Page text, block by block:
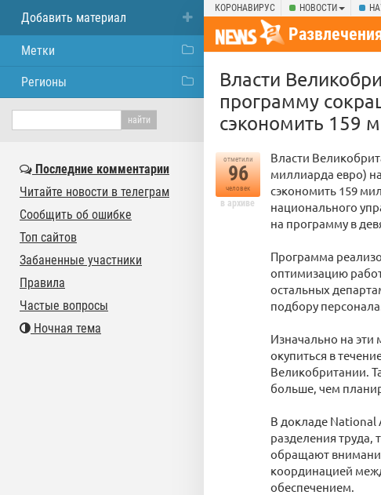
КОРОНАВИРУС НОВОСТИ
Власти
программу
сэкономить 159
отметили
96
человек
в архиве
Власти
миллиарда евро)
сэкономить 159
национального
на программу в
Программа
оптимизацию
остальных
подбору
Изначально на
окупиться в
Великобритании.
больше, чем
В докладе National
разделения труда,
обращают
координацией
обеспечением.
Добавить материал
Метки
Регионы
Последние комментарии
Читайте новости в телеграм
Сообщить об ошибке
Топ сайтов
Забаненные участники
Правила
Частые вопросы
Ночная тема